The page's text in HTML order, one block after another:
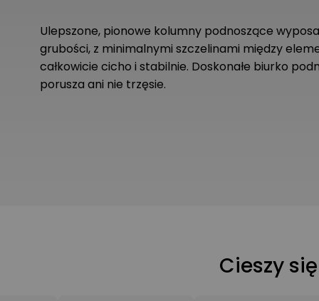
Ulepszone, pionowe kolumny podnoszące
grubości, z minimalnymi szczelinami między
całkowicie cicho i stabilnie. Doskonałe biurko
porusza ani nie trzęsie.
Cieszy